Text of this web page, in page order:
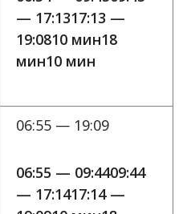
— 17:1317:13 —
19:0810 мин18
мин10 мин
06:55 — 19:09
06:55 — 09:4409:44
— 17:1417:14 —